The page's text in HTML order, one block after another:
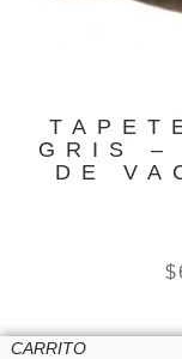
GRIS –
DE
$
CARRITO